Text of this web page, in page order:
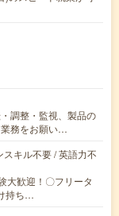
調整・監視、製品の
務をお願い…
キル不要 / 英語力不
大歓迎！〇フリータ
持ち…